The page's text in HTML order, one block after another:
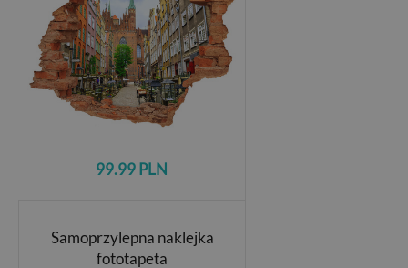
99.99 PLN
Samoprzylepna naklejka
fototapeta